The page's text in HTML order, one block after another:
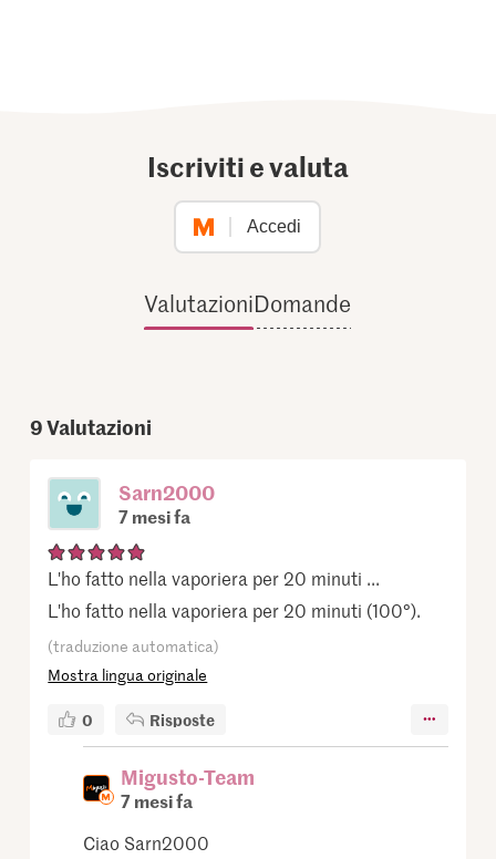
Iscriviti e valuta
Accedi
ValutazioniDomande
9Valutazioni
Sarn2000
7 mesi fa
L'ho fatto nella vaporiera per 20 minuti ...
L'ho fatto nella vaporiera per 20 minuti (100°).
(traduzione automatica)
Mostra lingua originale
0 Risposte
Migusto-Team
7 mesi fa
Ciao Sarn2000